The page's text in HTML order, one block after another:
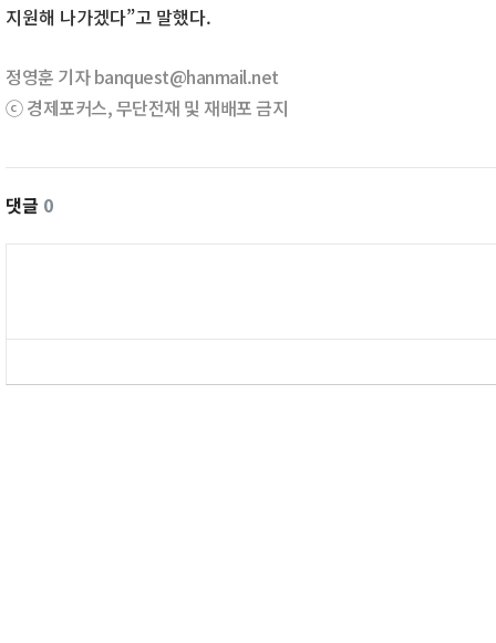
지원해 나가겠다”고 말했다.
정영훈 기자 banquest@hanmail.net
ⓒ 경제포커스, 무단전재 및 재배포 금지
댓글 0